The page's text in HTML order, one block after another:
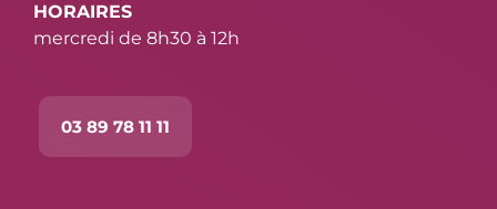
HORAIRES
mercredi de 8h30 à 12h
03 89 78 11 11